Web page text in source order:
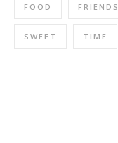
FOOD FRIENDS
SWEET TIME